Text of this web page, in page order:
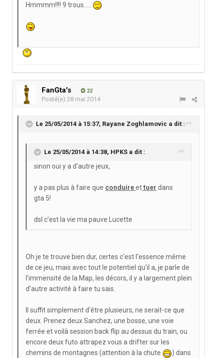
Hmmmm!!!! 9 trous.....
FanGta's 22
Posté(e) 28 mai 2014
Le 25/05/2014 à 15:37, Rayane Zoghlamovic a dit :
Le 25/05/2014 à 14:38, HPKS a dit :
sinon oui y a d'autre jeux,
y a pas plus à faire que conduireettuer dans
gta 5!
dsl c'est la vie ma pauve Lucette
Oh je te trouve bien dur, certes c'est l'essence même
de ce jeu, mais avec tout le potentiel qu'il a, je parle de
l'immensité de la Map, les décors, il y a largement plein
d'autre activité à faire tu sais.
Il suffit simplement d'être plusieurs, ne serait-ce que
deux. Prenez deux Sanchez, une bosse, une voie
ferrée et voilà session back flip au dessus du train, ou
encore deux futo attrapez vous a drifter sur les
chemins de montagnes (attention à la chute
) dans